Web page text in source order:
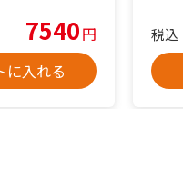
7540円
に入れる
税込